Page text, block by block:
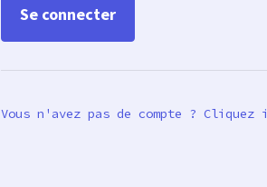
Vous n'avez pas de compte ?